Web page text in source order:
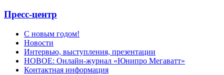
Пресс-центр
С новым годом!
Новости
Интервью, выступления, презентации
НОВОЕ: Онлайн-журнал «Юнипро Мегаватт»
Контактная информация